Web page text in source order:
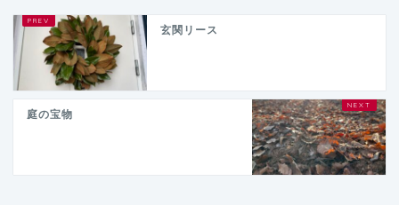
玄関リース
庭の宝物